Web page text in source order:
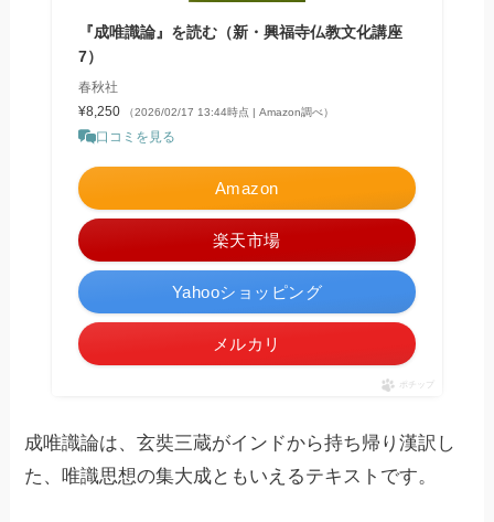
『成唯識論』を読む（新・興福寺仏教文化講座
7）
春秋社
¥8,250
（2026/02/17 13:44時点 | Amazon調べ）
口コミを見る
Amazon
楽天市場
Yahooショッピング
メルカリ
ポチップ
成唯識論は、玄奘三蔵がインドから持ち帰り漢訳し
た、唯識思想の集大成ともいえるテキストです。